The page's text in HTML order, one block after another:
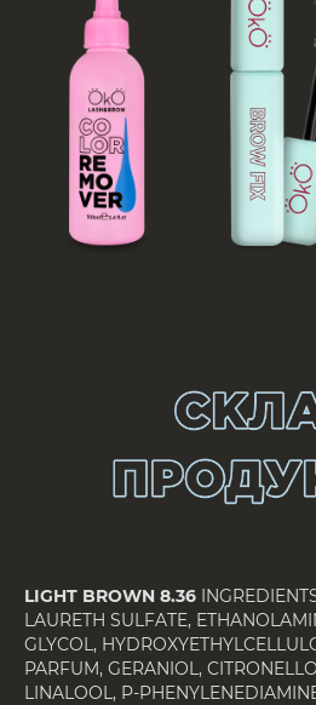
LIGHT BROWN 8.36
LAURETH SULFATE,
GLYCOL,
PARFUM, GERANIOL,
LINALOOL, P-